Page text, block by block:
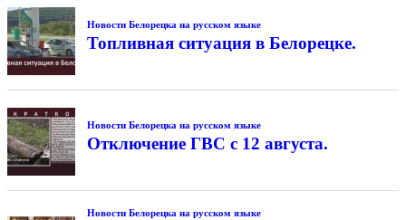
Новости Белорецка на русском языке
Топливная ситуация в Белорецке.
Новости Белорецка на русском языке
Отключение ГВС с 12 августа.
Новости Белорецка на русском языке